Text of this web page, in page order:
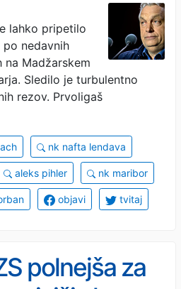
a je sledila
lahko pripetilo
nedavnih
na Madžarskem
Sledilo je turbulentno
rezov. Prvoligaš
nk nafta lendava
aleks pihler nk maribor
objavi tvitaj
polnejša za